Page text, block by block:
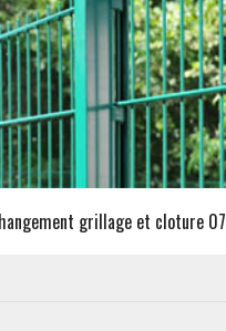
grillage et cloture 07